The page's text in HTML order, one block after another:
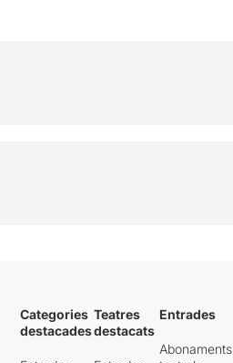
Categories
destacades
Teatres
destacats
Entrades
Abonaments